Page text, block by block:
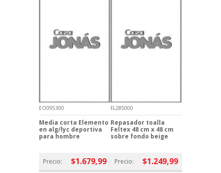
EO095300
Media corta Elemento
en alg/lyc deportiva
para hombre
Precio: $1.679,99
FL285000
Repasador toalla
Feltex 48 cm x 48 cm
sobre fondo beige
Precio: $1.249,99